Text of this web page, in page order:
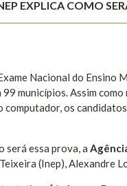
EXPLICA COMO
Nacional do Ensino
municípios. Assim
computador, os
será essa prova, a
(Inep), Alexandre